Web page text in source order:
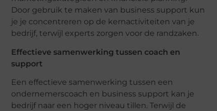
Door gebruik te maken van business support kun
je je concentreren op de kernactiviteiten van je
bedrijf, terwijl experts zorgen voor de randzaken.
Effectieve samenwerking tussen coach en
support
Een effectieve samenwerking tussen een
ondernemerscoach en business support kan je
bedrijf naar een hoger niveau tillen. Terwijl de